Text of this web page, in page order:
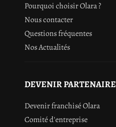
Pourquoi choisir Olara ?
Nous contacter
Questions fréquentes
Nos Actualités
DEVENIR PARTENAIRE
Devenir franchisé Olara
Comité d'entreprise